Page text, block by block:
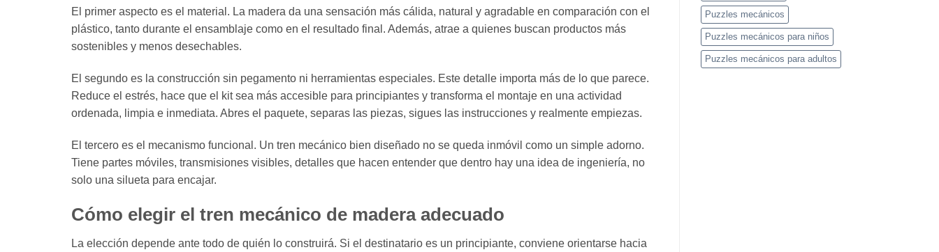
El primer aspecto es el material. La madera da una sensación más cálida, natural y agradable en comparación con el
plástico, tanto durante el ensamblaje como en el resultado final. Además, atrae a quienes buscan productos más
sostenibles y menos desechables.
El segundo es la construcción sin pegamento ni herramientas especiales. Este detalle importa más de lo que parece.
Reduce el estrés, hace que el kit sea más accesible para principiantes y transforma el montaje en una actividad
ordenada, limpia e inmediata. Abres el paquete, separas las piezas, sigues las instrucciones y realmente empiezas.
El tercero es el mecanismo funcional. Un tren mecánico bien diseñado no se queda inmóvil como un simple adorno.
Tiene partes móviles, transmisiones visibles, detalles que hacen entender que dentro hay una idea de ingeniería, no
solo una silueta para encajar.
Cómo elegir el tren mecánico de madera adecuado
La elección depende ante todo de quién lo construirá. Si el destinatario es un principiante, conviene orientarse hacia
Puzzles mecánicos
Puzzles mecánicos para niños
Puzzles mecánicos para adultos